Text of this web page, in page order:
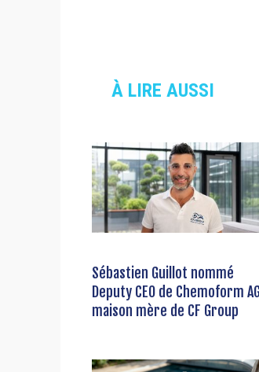
À LIRE AUSSI
Sébastien Guillot nommé
Deputy CEO de Chemoform
maison mère de CF Group